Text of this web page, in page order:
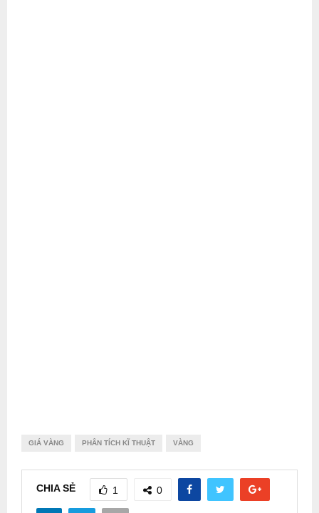
GIÁ VÀNG PHÂN TÍCH KĨ THUẬT VÀNG
CHIA SẺ 1 0